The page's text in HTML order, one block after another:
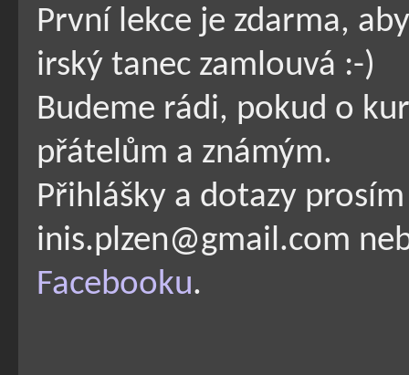
První lekce je zdarma,
irský tanec zamlouvá :-)
Budeme rádi, pokud o
přátelům a známým.
Přihlášky a dotazy
inis.plzen@gmail.com
Facebooku.